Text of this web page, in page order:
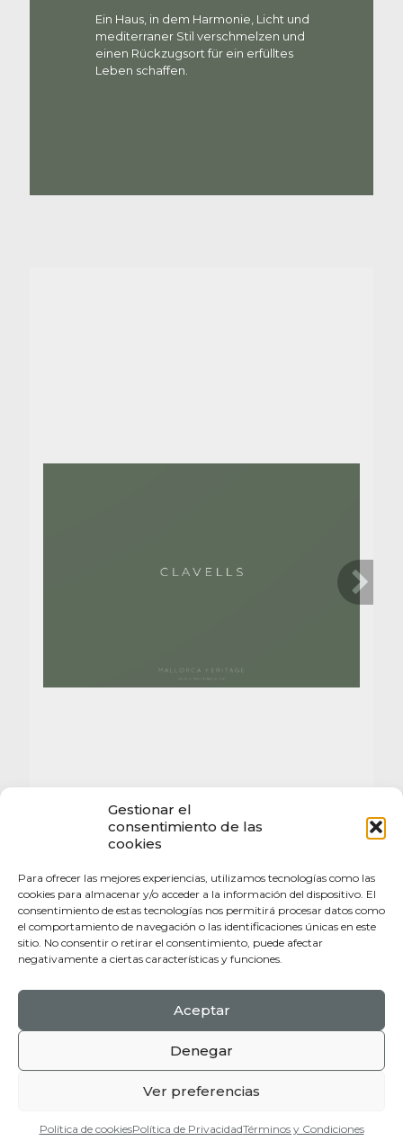
Gestionar el
consentimiento de las
cookies
Para ofrecer las mejores experiencias, utilizamos tecnologías como las
cookies para almacenar y/o acceder a la información del dispositivo. El
consentimiento de estas tecnologías nos permitirá procesar datos como
el comportamiento de navegación o las identificaciones únicas en este
sitio. No consentir o retirar el consentimiento, puede afectar
negativamente a ciertas características y funciones.
Aceptar
Denegar
Ver preferencias
Política de cookiesPolítica de PrivacidadTérminos y Condiciones
Ein Haus, in dem Harmonie, Licht und
mediterraner Stil verschmelzen und
einen Rückzugsort für ein erfülltes
Leben schaffen.
© 2017 Mallorca Heritage. All Rights Reserved.
Web design byJorge Aleix